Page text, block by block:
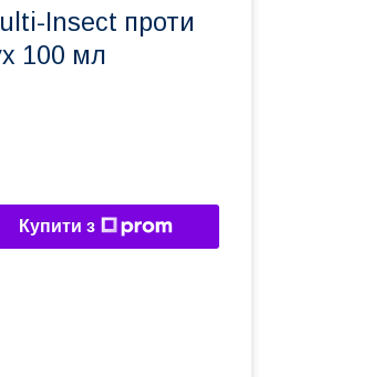
Insect проти
100 мл
Купити з